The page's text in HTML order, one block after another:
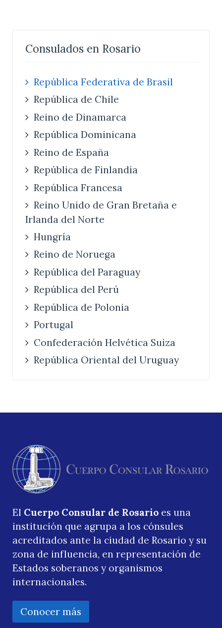
Consulados en Rosario
República Federativa de Brasil
República de Chile
Reino de Dinamarca
República Dominicana
Reino de España
República de Finlandia
República Francesa
Reino Unido de Gran Bretaña e
Irlanda del Norte
Hungría
Reino de Noruega
República del Paraguay
República del Perú
República de Polonia
Portugal
Confederación Helvética Suiza
República Oriental del Uruguay
El Cuerpo Consular de Rosario es una
institución que agrupa a los cónsules
acreditados ante la ciudad de Rosario y su
zona de influencia, en representación de
Estados soberanos y organismos
internacionales.
Conocer más